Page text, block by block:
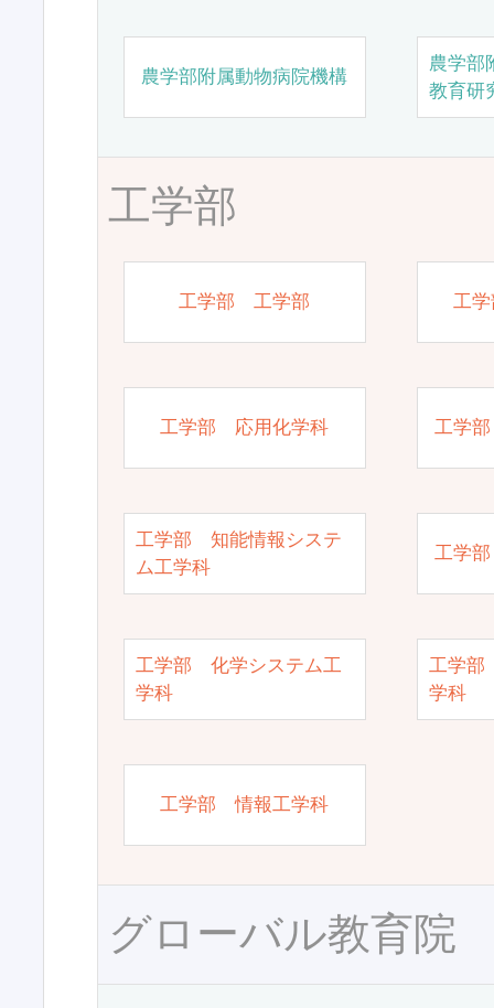
農学部附属動物病院機構
農学部
教育研
工学部
工学部 工学部 工
工学部 応用化学科 工学
工学部 知能情報システ
ム工学科
工学
工学部 化学システム工
学科
工学部
学科
工学部 情報工学科
グローバル教育院